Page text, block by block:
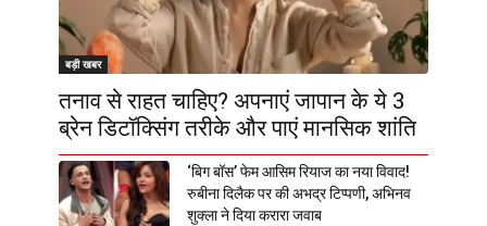
बड़ी खबर
तनाव से राहत चाहिए? अपनाएं जापान के ये 3
ब्रेन डिटॉक्सिंग तरीके और पाएं मानसिक शांति
‘बिग बॉस’ फेम आसिम रियाज का नया विवाद!
रुबीना दिलैक पर की अभद्र टिप्पणी, अभिनव
शुक्ला ने दिया करारा जवाब